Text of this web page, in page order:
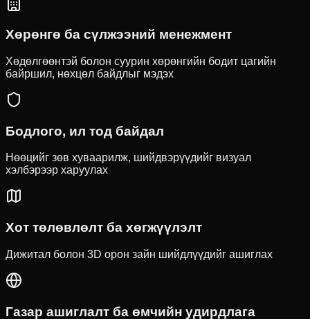
Хөрөнгө ба сүлжээний менежмент
Хөдөлгөөнтэй болон суурин хөрөнгийн бодит цагийн
байршил, нөхцөл байдлыг мэдэх
Бодлого, ил тод байдал
Нөөцийг зөв хуваарилж, шийдвэрүүдийг визуал
хэлбэрээр харуулах
Хот төлөвлөлт ба хөгжүүлэлт
Дижитал болон 3D орон зайн шийдлүүдийг ашиглах
Газар ашиглалт ба өмчийн удирдлага